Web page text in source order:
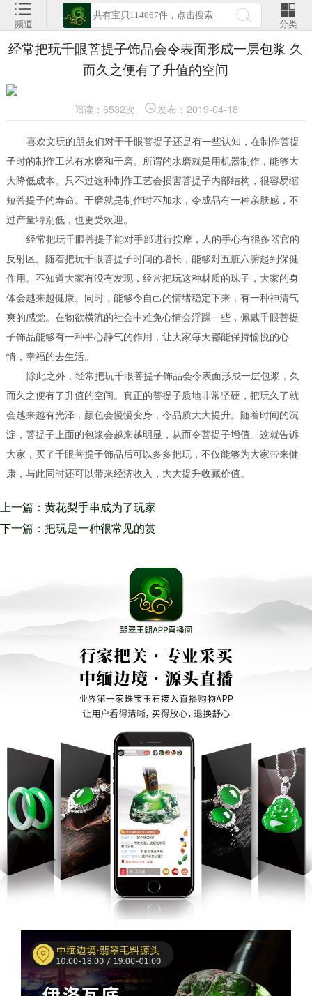
频道 分类
经常把玩千眼菩提子饰品会令表面形成一层包浆 久
而久之便有了升值的空间
阅读：6532次 发布：2019-04-18
喜欢文玩的朋友们对于千眼菩提子还是有一些认知，在制作菩提
子时的制作工艺有水磨和干磨。所谓的水磨就是用机器制作，能够大
大降低成本。只不过这种制作工艺会损害菩提子内部结构，很容易缩
短菩提子的寿命。干磨就是制作时不加水，令成品有一种亲肤感，不
过产量特别低，也更受欢迎。
经常把玩千眼菩提子能对手部进行按摩，人的手心有很多器官的
反射区。随着把玩千眼菩提子时间的增长，能够对五脏六腑起到保健
作用。不知道大家有没有发现，经常把玩这种材质的珠子，大家的身
体会越来越健康。同时，能够令自己的情绪稳定下来，有一种神清气
爽的感觉。在物欲横流的社会中难免心情会浮躁一些，佩戴千眼菩提
子饰品能够有一种平心静气的作用，让大家每天都能保持愉悦的心
情，幸福的去生活。
除此之外，经常把玩千眼菩提子饰品会令表面形成一层包浆，久
而久之便有了升值的空间。真正的菩提子质地非常坚硬，把玩久了就
会越来越有光泽，颜色会慢慢变身，令品质大大提升。随着时间的沉
淀，菩提子上面的包浆会越来越明显，从而令菩提子增值。这就告诉
大家，买了千眼菩提子饰品后可以多多把玩，不仅能够为大家带来健
康，与此同时还可以带来经济收入，大大提升收藏价值。
上一篇：黄花梨手串成为了玩家
们几乎人手一串的物件儿 在把
下一篇：把玩是一种很常见的赏
和胶质的质感让很多人都为它着